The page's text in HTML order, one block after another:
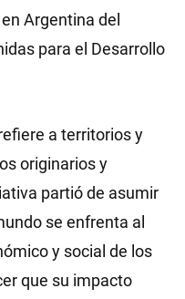
Argentina del
para el Desarrollo
a territorios y
originarios y
partió de asumir
se enfrenta al
y social de los
que su impacto